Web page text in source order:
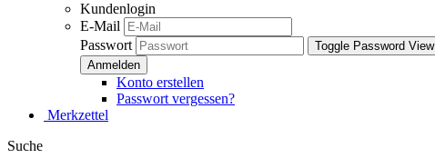
Kundenlogin
E-Mail
Passwort
Toggle Password View
Konto erstellen
Passwort vergessen?
Merkzettel
Suche